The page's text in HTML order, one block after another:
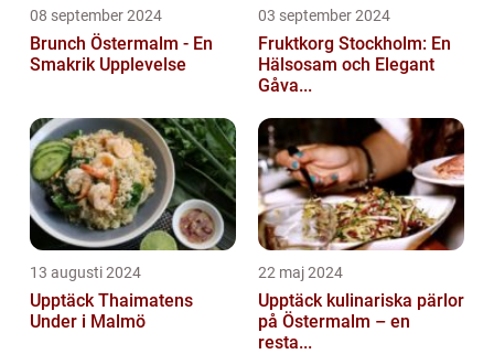
08 september 2024
Brunch Östermalm - En
Smakrik Upplevelse
03 september 2024
Fruktkorg Stockholm: En
Hälsosam och Elegant
Gåva...
13 augusti 2024
Upptäck Thaimatens
Under i Malmö
22 maj 2024
Upptäck kulinariska pärlor
på Östermalm – en
resta...